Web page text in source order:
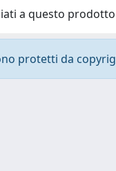
a questo
protetti da